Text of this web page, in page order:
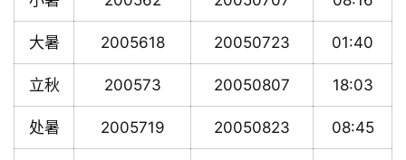
大暑 2005618 20050723 01:40
立秋 200573 20050807 18:03
处暑 2005719 20050823 08:45